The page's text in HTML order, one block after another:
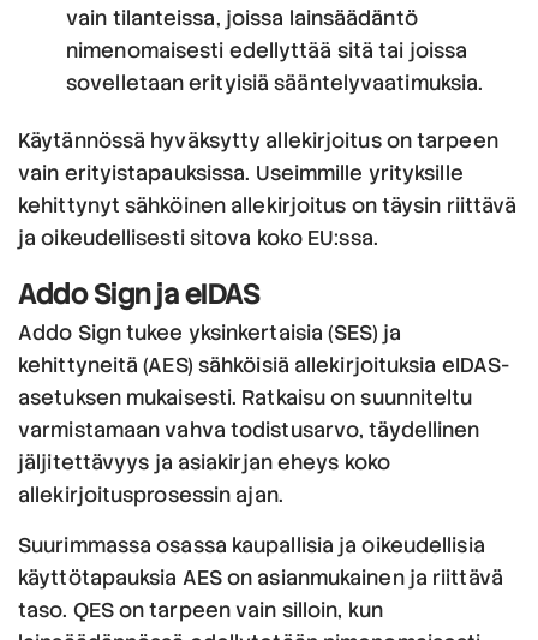
vain tilanteissa, joissa lainsäädäntö
nimenomaisesti edellyttää sitä tai joissa
sovelletaan erityisiä sääntelyvaatimuksia.
Käytännössä hyväksytty allekirjoitus on tarpeen
vain erityistapauksissa. Useimmille yrityksille
kehittynyt sähköinen allekirjoitus on täysin riittävä
ja oikeudellisesti sitova koko EU:ssa.
Addo Sign ja eIDAS
Addo Sign tukee yksinkertaisia (SES) ja
kehittyneitä (AES) sähköisiä allekirjoituksia eIDAS-
asetuksen mukaisesti. Ratkaisu on suunniteltu
varmistamaan vahva todistusarvo, täydellinen
jäljitettävyys ja asiakirjan eheys koko
allekirjoitusprosessin ajan.
Suurimmassa osassa kaupallisia ja oikeudellisia
käyttötapauksia AES on asianmukainen ja riittävä
taso. QES on tarpeen vain silloin, kun